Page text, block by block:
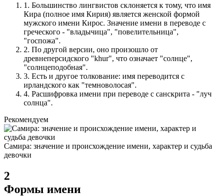
1. Большинство лингвистов склоняется к тому, что имя
Кира (полное имя Кирия) является женской формой
мужского имени Кирос. Значение имени в переводе с
греческого - "владычица", "повелительница",
"госпожа".
2. По другой версии, оно произошло от
древнеперсидского "khur", что означает "солнце",
"солнцеподобная".
3. Есть и другое толкование: имя переводится с
ирландского как "темноволосая".
4. Расшифровка имени при переводе с санскрита - "луч
солнца".
Рекомендуем
Самира: значение и происхождение имени, характер и судьба
девочки
2
Формы имени